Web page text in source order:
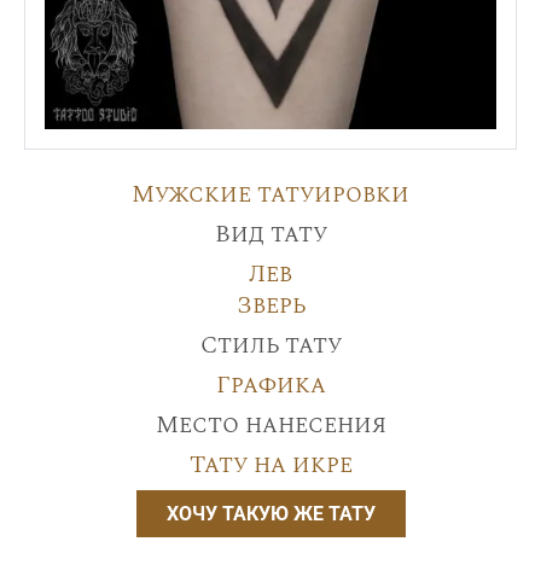
Мужские татуировки
Вид тату
Лев
Зверь
Стиль тату
Графика
Место нанесения
Тату на икре
ХОЧУ ТАКУЮ ЖЕ ТАТУ